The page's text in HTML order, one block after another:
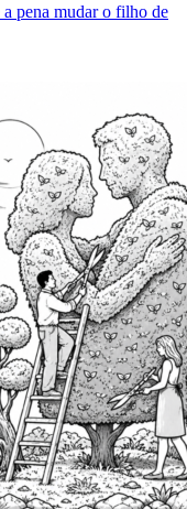
pena mudar o filho de